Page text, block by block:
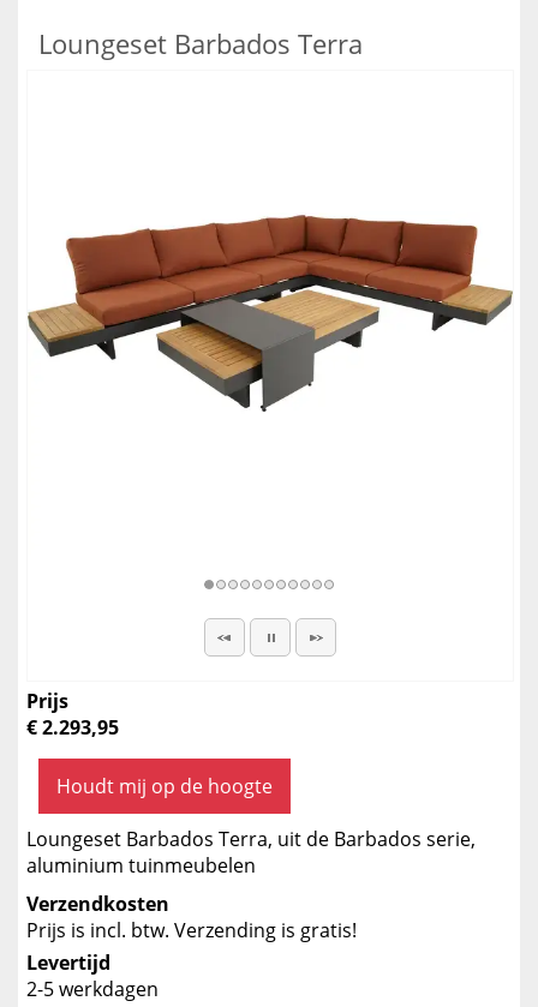
Loungeset Barbados Terra
Prijs
€ 2.293,95
Houdt mij op de hoogte
Loungeset Barbados Terra, uit de Barbados serie,
aluminium tuinmeubelen
Verzendkosten
Prijs is incl. btw. Verzending is gratis!
Levertijd
2-5 werkdagen